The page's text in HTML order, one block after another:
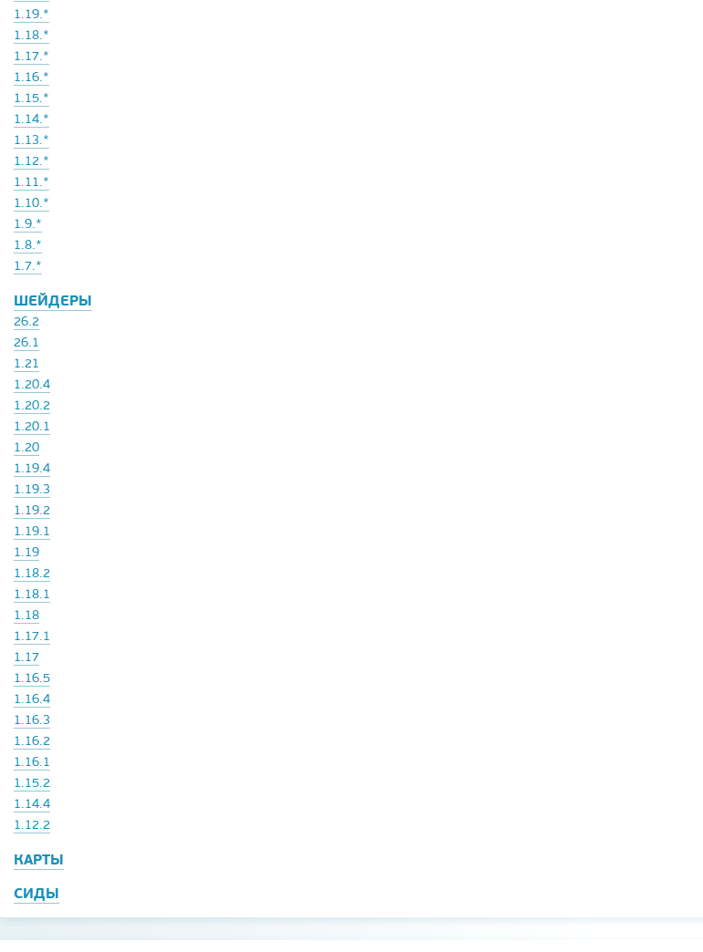
1.19.*
1.18.*
1.17.*
1.16.*
1.15.*
1.14.*
1.13.*
1.12.*
1.11.*
1.10.*
1.9.*
1.8.*
1.7.*
ШЕЙДЕРЫ
26.2
26.1
1.21
1.20.4
1.20.2
1.20.1
1.20
1.19.4
1.19.3
1.19.2
1.19.1
1.19
1.18.2
1.18.1
1.18
1.17.1
1.17
1.16.5
1.16.4
1.16.3
1.16.2
1.16.1
1.15.2
1.14.4
1.12.2
КАРТЫ
СИДЫ